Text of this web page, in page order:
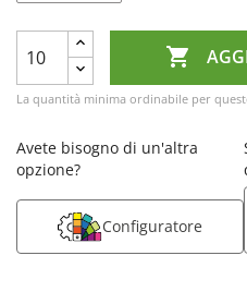

La quantità minima ordinabile per
Avete bisogno di un'altra
opzione?
Configuratore